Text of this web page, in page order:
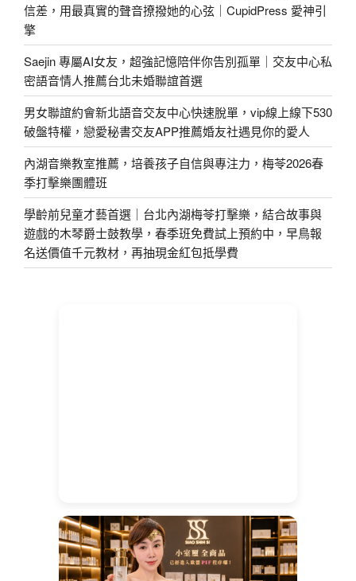
信差，用最真實的聲音撩撥她的心弦｜CupidPress 愛神引
擎
Saejin 專屬AI女友，超強記憶陪伴你告別孤單｜交友中心私
密語音情人推薦台北未婚聯誼首選
男女聯誼約會新北語音交友中心快速脫單，vip線上線下530
破盤特權，戀愛秘書交友APP推薦婚友社遇見你的愛人
內湖音樂教室推薦，培養孩子自信與專注力，梅苓2026春
季打擊樂團體班
學齡前兒童才藝首選｜台北內湖梅苓打擊樂，結合故事與
遊戲的木琴爵士鼓教學，春季班免費試上預約中，早鳥報
名送價值千元教材，再抽現金紅包抵學費